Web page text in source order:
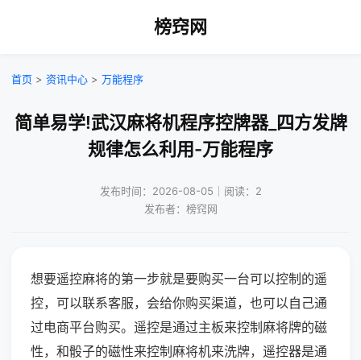
榜窍网
首页 > 资讯中心 > 万能程序
简单易学!武汉麻将机程序控牌器_四方发牌
规律怎么利用-万能程序
发布时间：2026-08-05｜阅读：2
发布者：榜窍网
想要遥控麻将的第一步就是要购买一台可以控制的遥
控，可以联系客服，会给你购买渠道，也可以自己通
过电商平台购买。遥控是通过主板来控制麻将牌的磁
性，和骰子的磁性来控制麻将机来洗牌，遥控器是通